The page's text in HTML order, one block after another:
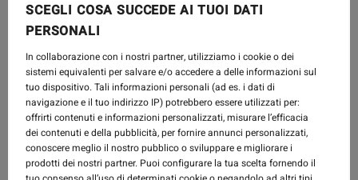
SCEGLI COSA SUCCEDE AI TUOI DATI
PERSONALI
In collaborazione con i nostri partner, utilizziamo i cookie o dei
sistemi equivalenti per salvare e/o accedere a delle informazioni sul
tuo dispositivo. Tali informazioni personali (ad es. i dati di
navigazione e il tuo indirizzo IP) potrebbero essere utilizzati per:
offrirti contenuti e informazioni personalizzati, misurare l’efficacia
dei contenuti e della pubblicità, per fornire annunci personalizzati,
conoscere meglio il nostro pubblico o sviluppare e migliorare i
prodotti dei nostri partner. Puoi configurare la tua scelta fornendo il